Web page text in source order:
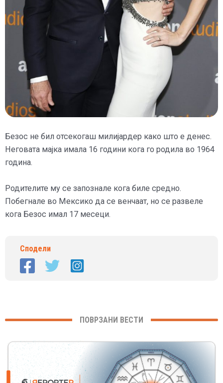
Безос не бил отсекогаш милијардер како што е денес.
Неговата мајка имала 16 години кога го родила во 1964
година.
Родителите му се запознале кога биле средно.
Побегнале во Мексико да се венчаат, но се развеле
кога Безос имал 17 месеци.
Сподели
ПОВРЗАНИ ВЕСТИ